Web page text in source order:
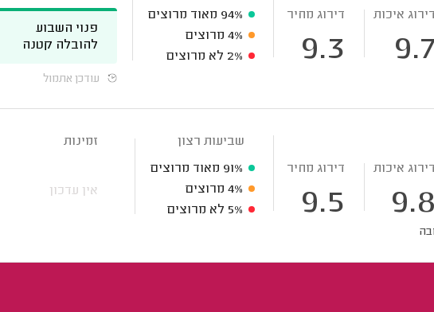
דירוג איכות
9.7
דירוג מחיר
9.3
94% מאוד מרוצים
4% מרוצים
2% לא מרוצים
פנוי השבוע
להובלה קטנה
עודכן אתמול
דירוג איכות
9.8
דירוג מחיר
9.5
שביעות רצון
91% מאוד מרוצים
4% מרוצים
5% לא מרוצים
זמינות
אין עדכון